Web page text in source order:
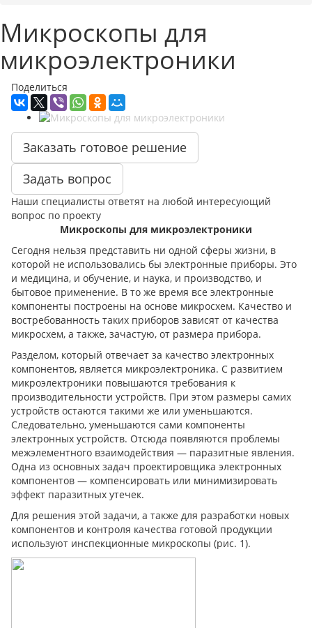
Микроскопы для
микроэлектроники
Поделиться
Заказать готовое решение
Задать вопрос
Наши специалисты ответят на любой интересующий
вопрос по проекту
Микроскопы для микроэлектроники
Сегодня нельзя представить ни одной сферы жизни, в
которой не использовались бы электронные приборы. Это
и медицина, и обучение, и наука, и производство, и
бытовое применение. В то же время все электронные
компоненты построены на основе микросхем. Качество и
востребованность таких приборов зависят от качества
микросхем, а также, зачастую, от размера прибора.
Разделом, который отвечает за качество электронных
компонентов, является микроэлектроника. С развитием
микроэлектроники повышаются требования к
производительности устройств. При этом размеры самих
устройств остаются такими же или уменьшаются.
Следовательно, уменьшаются сами компоненты
электронных устройств. Отсюда появляются проблемы
межэлементного взаимодействия — паразитные явления.
Одна из основных задач проектировщика электронных
компонентов — компенсировать или минимизировать
эффект паразитных утечек.
Для решения этой задачи, а также для разработки новых
компонентов и контроля качества готовой продукции
используют инспекционные микроскопы (рис. 1).